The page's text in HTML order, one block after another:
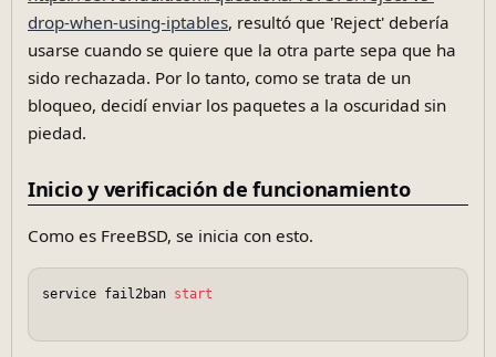
drop-when-using-iptables, resultó que 'Reject' debería
usarse cuando se quiere que la otra parte sepa que ha
sido rechazada. Por lo tanto, como se trata de un
bloqueo, decidí enviar los paquetes a la oscuridad sin
piedad.
Inicio y verificación de funcionamiento
Como es FreeBSD, se inicia con esto.
service fail2ban start